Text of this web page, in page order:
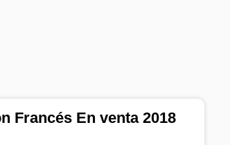
Francés En venta 2018